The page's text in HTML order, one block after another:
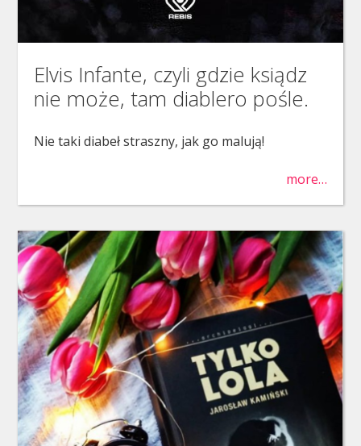
Elvis Infante, czyli gdzie ksiądz
nie może, tam diablero pośle.
Nie taki diabeł straszny, jak go malują!
more…